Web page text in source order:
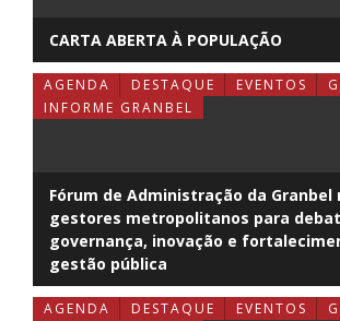
CARTA ABERTA À POPULAÇÃO
AGENDA DESTAQUE EVENTOS
INFORME GRANBEL
Fórum de Administração da Granbel
gestores metropolitanos para
governança, inovação e
gestão pública
AGENDA DESTAQUE EVENTOS